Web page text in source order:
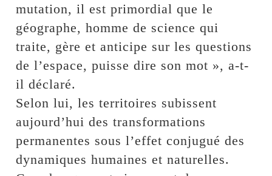
mutation, il est primordial que le
géographe, homme de science qui
traite, gère et anticipe sur les questions
de l’espace, puisse dire son mot », a-t-
il déclaré.
Selon lui, les territoires subissent
aujourd’hui des transformations
permanentes sous l’effet conjugué des
dynamiques humaines et naturelles.